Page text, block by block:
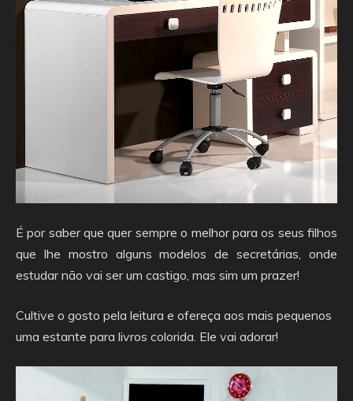
É por saber que quer sempre o melhor para os seus filhos
que lhe mostro alguns modelos de secretárias, onde
estudar não vai ser um castigo, mas sim um prazer!
Cultive o gosto pela leitura e ofereça aos mais pequenos
uma estante para livros colorida. Ele vai adorar!